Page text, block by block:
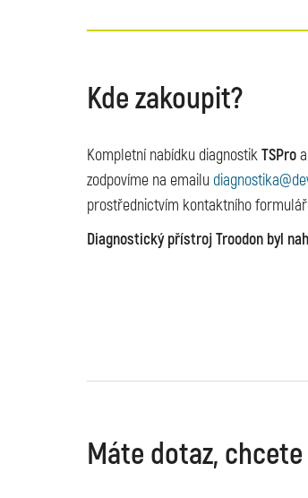
Kde zakoupit?
Kompletní nabídku diagnostikTSProa
zodpovíme na emailu
prostřednictvím kontaktního
Diagnostický přístroj Troodon byl
Máte dotaz,